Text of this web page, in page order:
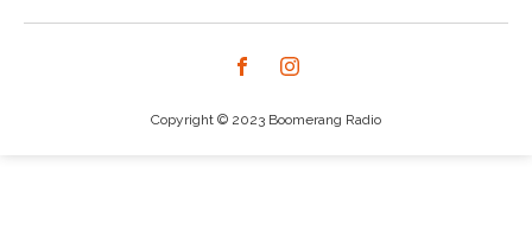
Copyright © 2023 Boomerang Radio